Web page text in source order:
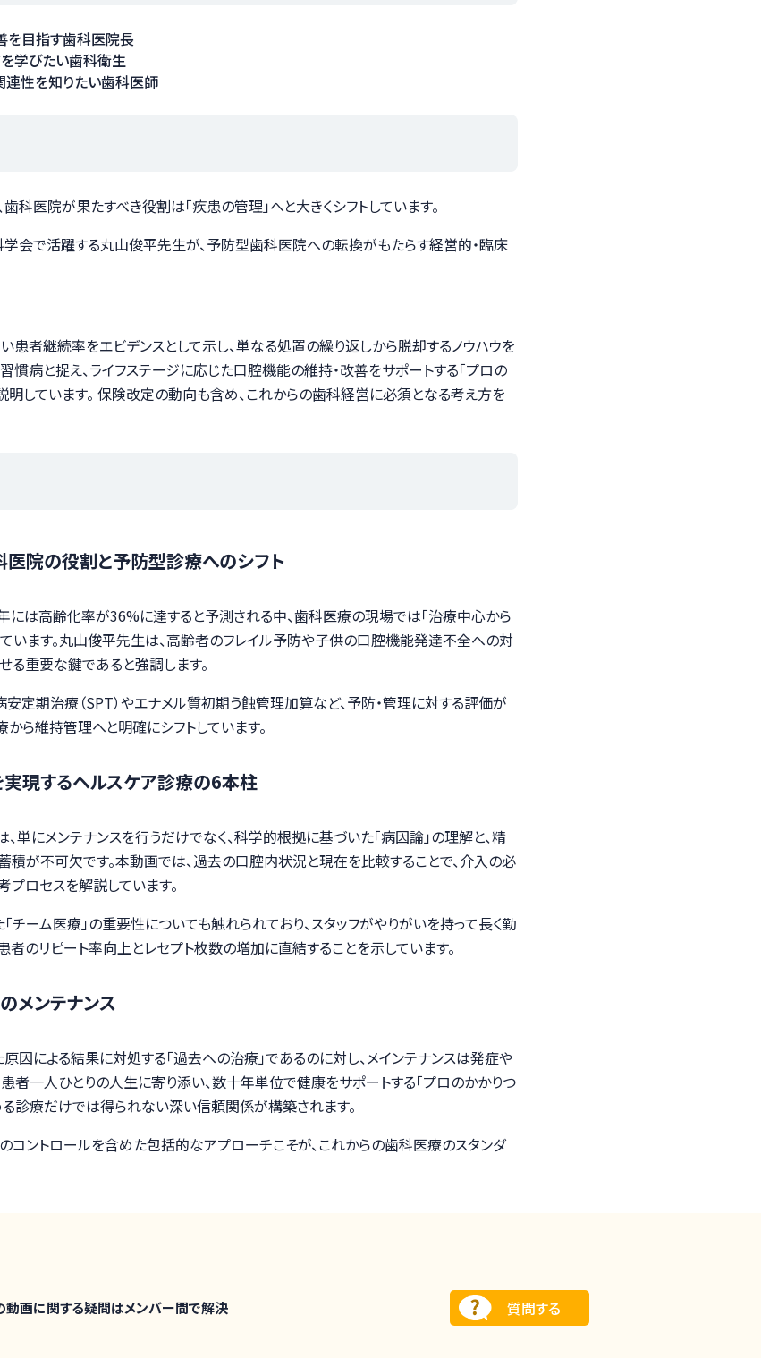
を目指す歯科医院長
学びたい歯科衛生
性を知りたい歯科医師
科医院が果たすべき役割は「疾患の管理」へと大きくシフトしています。
会で活躍する丸山俊平先生が、予防型歯科医院への転換がもたらす経営的・臨床
患者継続率をエビデンスとして示し、単なる処置の繰り返しから脱却するノウハウを
慣病と捉え、ライフステージに応じた口腔機能の維持・改善をサポートする「プロの
明しています。 保険改定の動向も含め、これからの歯科経営に必須となる考え方を
院の役割と予防型診療へのシフト
には高齢化率が36%に達すると予測される中、歯科医療の現場では「治療中心から
います。丸山俊平先生は、高齢者のフレイル予防や子供の口腔機能発達不全への対
る重要な鍵であると強調します。
定期治療（SPT）やエナメル質初期う蝕管理加算など、予防・管理に対する評価が
ら維持管理へと明確にシフトしています。
実現するヘルスケア診療の6本柱
単にメンテナンスを行うだけでなく、科学的根拠に基づいた「病因論」の理解と、精
積が不可欠です。本動画では、過去の口腔内状況と現在を比較することで、介入の必
ロセスを解説しています。
チーム医療」の重要性についても触れられており、スタッフがやりがいを持って長く勤
者のリピート率向上とレセプト枚数の増加に直結することを示しています。
メンテナンス
因による結果に対処する「過去への治療」であるのに対し、メインテナンスは発症や
患者一人ひとりの人生に寄り添い、数十年単位で健康をサポートする「プロのかかりつ
る診療だけでは得られない深い信頼関係が構築されます。
ントロールを含めた包括的なアプローチこそが、これからの歯科医療のスタンダ
動画に関する疑問はメンバー間で解決